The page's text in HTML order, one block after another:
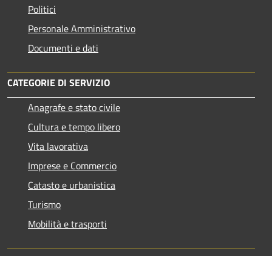
Politici
Personale Amministrativo
Documenti e dati
CATEGORIE DI SERVIZIO
Anagrafe e stato civile
Cultura e tempo libero
Vita lavorativa
Imprese e Commercio
Catasto e urbanistica
Turismo
Mobilità e trasporti